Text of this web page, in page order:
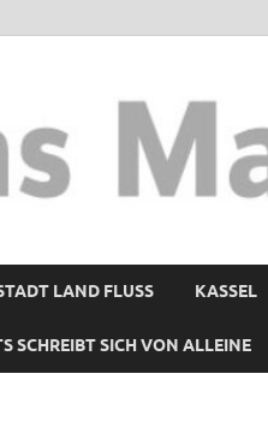
LAND FLUSS KASSEL
SCHREIBT SICH VON ALLEINE